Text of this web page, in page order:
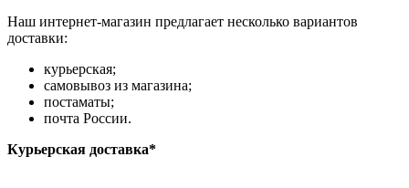
Наш интернет-магазин предлагает несколько вариантов
доставки:
курьерская;
самовывоз из магазина;
постаматы;
почта России.
Курьерская доставка*